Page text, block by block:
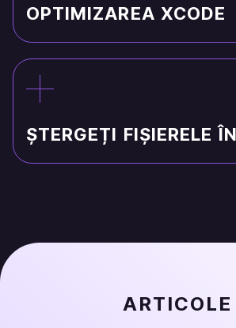
OPTIMIZAREA XCODE
ȘTERGEȚI FIȘIERELE
ARTICOLE